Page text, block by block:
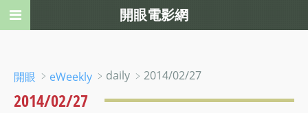
開眼 ﹥ eWeekly ﹥daily ﹥2014/02/27
2014/02/27
開眼電影網